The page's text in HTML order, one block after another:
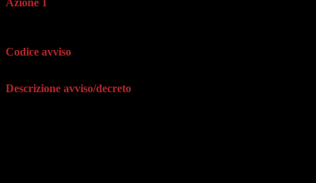
Azione 1
Codice avviso
Descrizione avviso/decreto